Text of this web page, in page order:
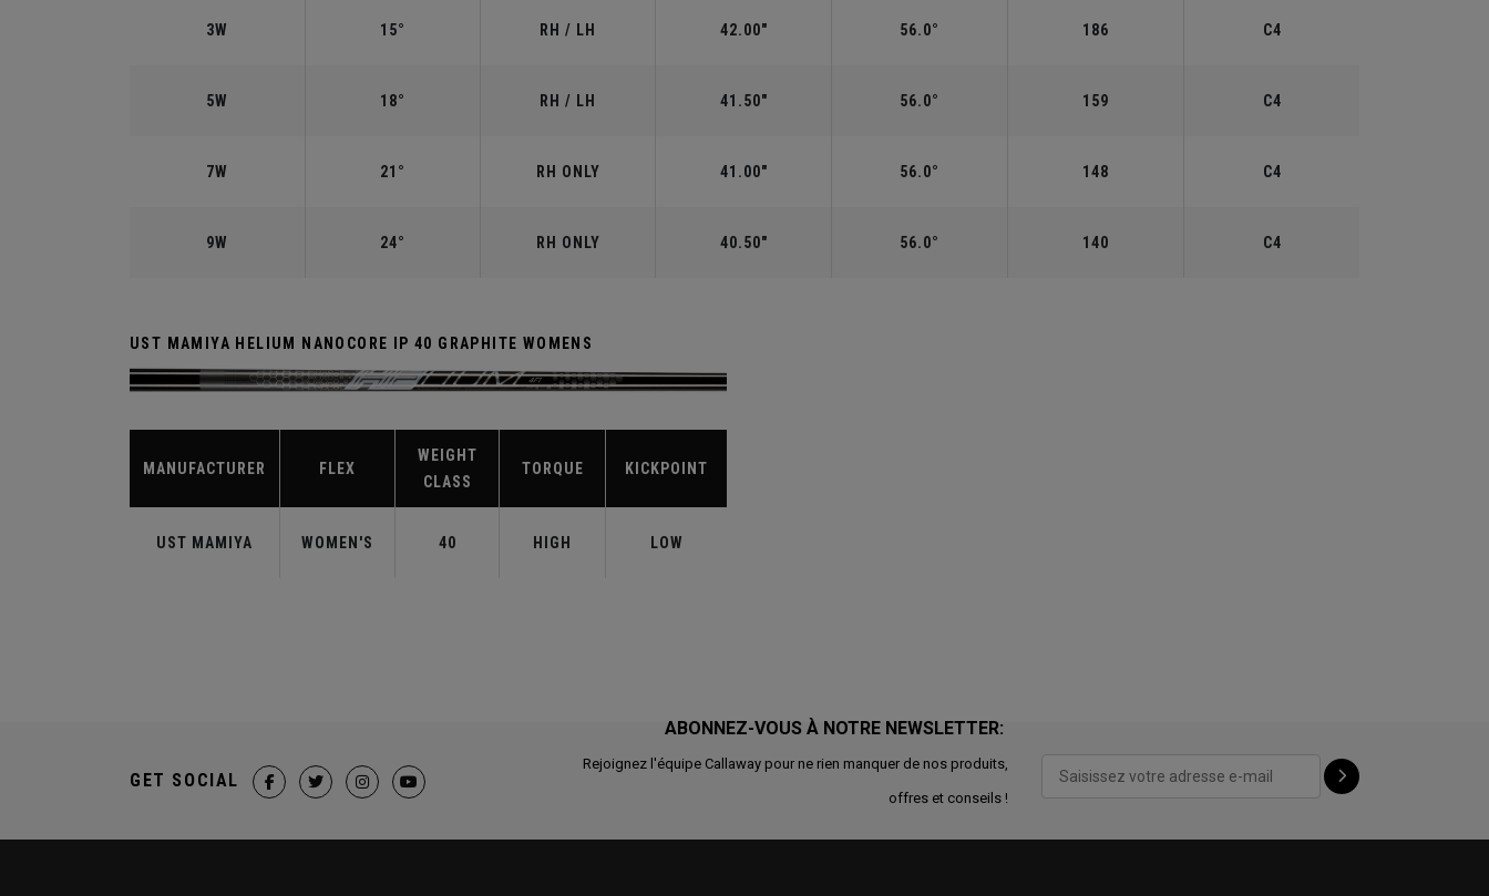
3W 15° RH / LH 42.00" 56.0° 186 C4
5W 18° RH / LH 41.50" 56.0° 159 C4
7W 21° RH ONLY 41.00" 56.0° 148 C4
9W 24° RH ONLY 40.50" 56.0° 140 C4
UST MAMIYA HELIUM NANOCORE IP 40 GRAPHITE WOMENS
MANUFACTURER FLEX
WEIGHT
CLASS
TORQUE KICKPOINT
UST MAMIYA WOMEN'S 40 HIGH LOW
ABONNEZ-VOUS À NOTRE NEWSLETTER:
Rejoignez l'équipe Callaway pour ne rien manquer de nos produits,
offres et conseils !
GET SOCIAL